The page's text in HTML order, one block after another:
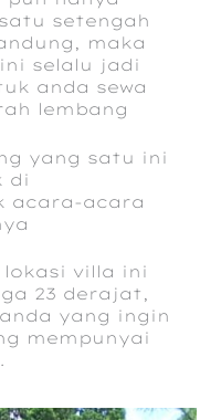
setengah
maka
selalu jadi
anda sewa
lembang
yang satu ini
di
acara-acara
lokasi villa ini
23 derajat,
yang ingin
mempunyai